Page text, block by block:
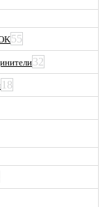
55
32
18